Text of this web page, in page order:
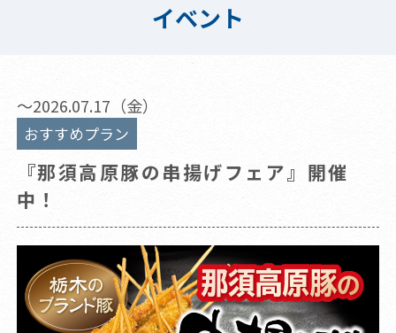
イベント
～2026.07.17（金）
おすすめプラン
『那須高原豚の串揚げフェア』開催
中！